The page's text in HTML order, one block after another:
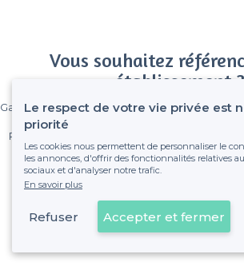
Vous souhaitez
établissement ?
Gagnez de nombreux clients parmi le million
Pas de commissions et sans engagement,
fixe sans risque de voir déraper la
Référencer mon
Déjà client
Le respect de votre vie privée est
priorité
Les cookies nous permettent de personnaliser le
les annonces, d'offrir des fonctionnalités relatives
sociaux et d'analyser notre trafic.
En savoir plus
Refuser Accepter et fermer